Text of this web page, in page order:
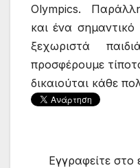
Olympics.
και ένα
ξεχωριστά
προσφέρουμε
δικαιούται κάθε
Εγγραφείτε στο